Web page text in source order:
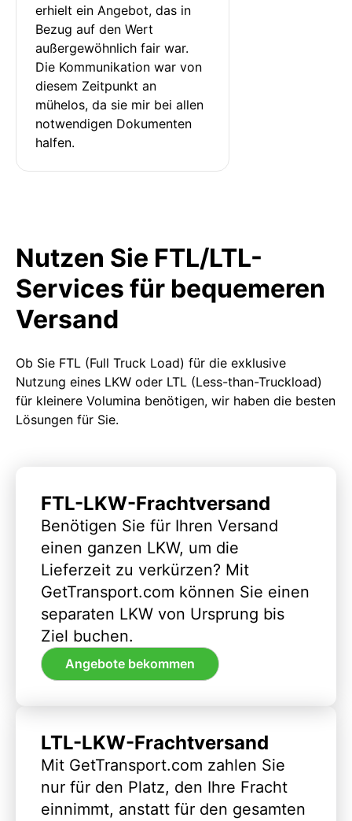
erhielt ein Angebot, das in
Bezug auf den Wert
außergewöhnlich fair war.
Die Kommunikation war von
diesem Zeitpunkt an
mühelos, da sie mir bei allen
notwendigen Dokumenten
halfen.
Nutzen Sie FTL/LTL-
Services für bequemeren
Versand
Ob Sie FTL (Full Truck Load) für die exklusive
Nutzung eines LKW oder LTL (Less-than-Truckload)
für kleinere Volumina benötigen, wir haben die besten
Lösungen für Sie.
FTL-LKW-Frachtversand
Benötigen Sie für Ihren Versand
einen ganzen LKW, um die
Lieferzeit zu verkürzen? Mit
GetTransport.com können Sie einen
separaten LKW von Ursprung bis
Ziel buchen.
Angebote bekommen
LTL-LKW-Frachtversand
Mit GetTransport.com zahlen Sie
nur für den Platz, den Ihre Fracht
einnimmt, anstatt für den gesamten